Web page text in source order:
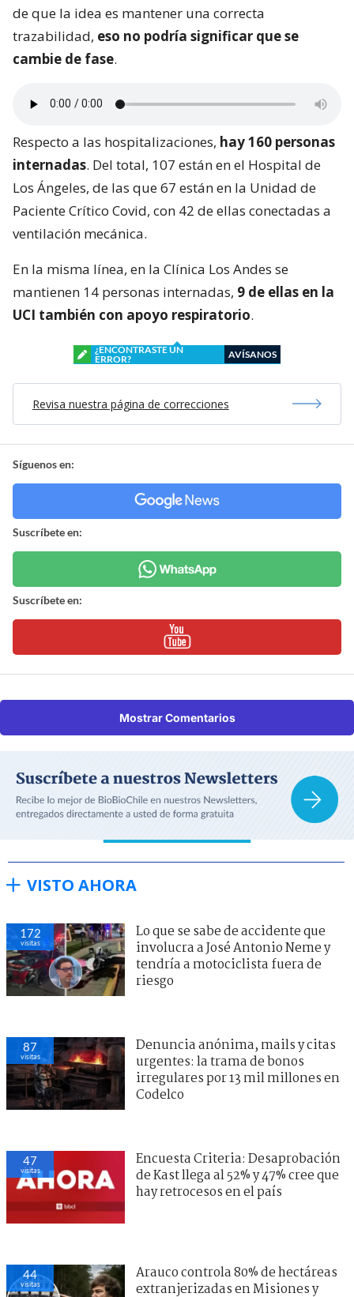
de que la idea es mantener una correcta
trazabilidad, eso no podría significar que se
cambie de fase.
Respecto a las hospitalizaciones, hay 160 personas
internadas. Del total, 107 están en el Hospital de
Los Ángeles, de las que 67 están en la Unidad de
Paciente Crítico Covid, con 42 de ellas conectadas a
ventilación mecánica.
En la misma línea, en la Clínica Los Andes se
mantienen 14 personas internadas, 9 de ellas en la
UCI también con apoyo respiratorio.
¿ENCONTRASTE UN
ERROR?
AVÍSANOS
Revisa nuestra página de correcciones
Síguenos en:
Suscríbete en:
Suscríbete en:
Mostrar Comentarios
VISTO AHORA
172
visitas
Lo que se sabe de accidente que
involucra a José Antonio Neme y
tendría a motociclista fuera de
riesgo
87
visitas
Denuncia anónima, mails y citas
urgentes: la trama de bonos
irregulares por 13 mil millones en
Codelco
47
visitas
Encuesta Criteria: Desaprobación
de Kast llega al 52% y 47% cree que
hay retrocesos en el país
44
visitas
Arauco controla 80% de hectáreas
extranjerizadas en Misiones y